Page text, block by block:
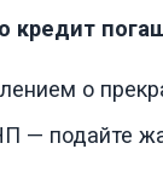
кредит
о
— подайте